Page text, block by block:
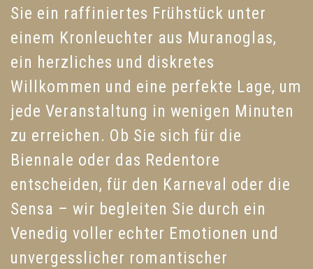
Sie ein raffiniertes Frühstück unter
einem Kronleuchter aus Muranoglas,
ein herzliches und diskretes
Willkommen und eine perfekte Lage, um
jede Veranstaltung in wenigen Minuten
zu erreichen. Ob Sie sich für die
Biennale oder das Redentore
entscheiden, für den Karneval oder die
Sensa – wir begleiten Sie durch ein
Venedig voller echter Emotionen und
unvergesslicher romantischer